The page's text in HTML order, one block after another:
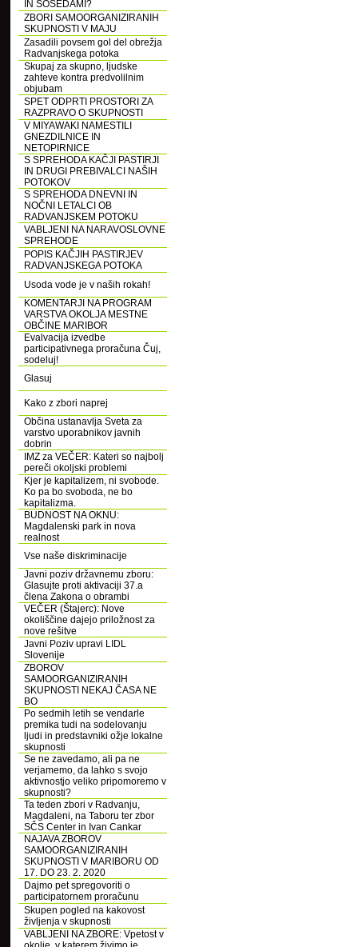
IN SOSEDAMI?
ZBORI SAMOORGANIZIRANIH
SKUPNOSTI V MAJU
Zasadili povsem gol del obrežja
Radvanjskega potoka
Skupaj za skupno, ljudske
zahteve kontra predvolilnim
objubam
SPET ODPRTI PROSTORI ZA
RAZPRAVO O SKUPNOSTI
V MIYAWAKI NAMESTILI
GNEZDILNICE IN
NETOPIRNICE
S SPREHODA KAČJI PASTIRJI
IN DRUGI PREBIVALCI NAŠIH
POTOKOV
S SPREHODA DNEVNI IN
NOČNI LETALCI OB
RADVANJSKEM POTOKU
VABLJENI NA NARAVOSLOVNE
SPREHODE
POPIS KAČJIH PASTIRJEV
RADVANJSKEGA POTOKA
Usoda vode je v naših rokah!
KOMENTARJI NA PROGRAM
VARSTVA OKOLJA MESTNE
OBČINE MARIBOR
Evalvacija izvedbe
participativnega proračuna Čuj,
sodeluj!
Glasuj
Kako z zbori naprej
Občina ustanavlja Sveta za
varstvo uporabnikov javnih
dobrin
IMZ za VEČER: Kateri so najbolj
pereči okoljski problemi
Kjer je kapitalizem, ni svobode.
Ko pa bo svoboda, ne bo
kapitalizma.
BUDNOST NA OKNU:
Magdalenski park in nova
realnost
Vse naše diskriminacije
Javni poziv državnemu zboru:
Glasujte proti aktivaciji 37.a
člena Zakona o obrambi
VEČER (Štajerc): Nove
okoliščine dajejo priložnost za
nove rešitve
Javni Poziv upravi LIDL
Slovenije
ZBOROV
SAMOORGANIZIRANIH
SKUPNOSTI NEKAJ ČASA NE
BO
Po sedmih letih se vendarle
premika tudi na sodelovanju
ljudi in predstavniki ožje lokalne
skupnosti
Se ne zavedamo, ali pa ne
verjamemo, da lahko s svojo
aktivnostjo veliko pripomoremo v
skupnosti?
Ta teden zbori v Radvanju,
Magdaleni, na Taboru ter zbor
SČS Center in Ivan Cankar
NAJAVA ZBOROV
SAMOORGANIZIRANIH
SKUPNOSTI V MARIBORU OD
17. DO 23. 2. 2020
Dajmo pet spregovoriti o
participatornem proračunu
Skupen pogled na kakovost
življenja v skupnosti
VABLJENI NA ZBORE: Vpetost v